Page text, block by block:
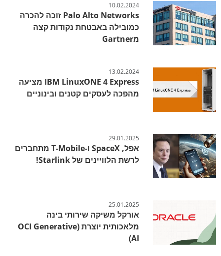
10.02.2024
Palo Alto Networks זוכה להכרה
כמובילה באבטחת נקודות קצה
מGartner
13.02.2024
IBM LinuxONE 4 Express מציעה
מהפכה לעסקים קטנים ובינוניים
29.01.2025
אפל, SpaceX ו-T-Mobile מתחברים
לרשת הלוויינים של Starlink!
25.01.2025
אורקל משיקה שירותי בינה
מלאכותית יוצרת (OCI Generative
AI)